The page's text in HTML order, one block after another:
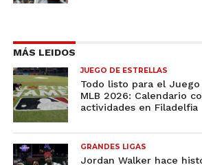
MÁS LEIDOS
JUEGO DE ESTRELLAS
Todo listo para el
MLB 2026: Calendario
actividades en Filadelfia
GRANDES LIGAS
Jordan Walker hace